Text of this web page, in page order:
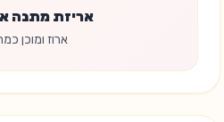
אריזת מתנה
ארוז ומוכן